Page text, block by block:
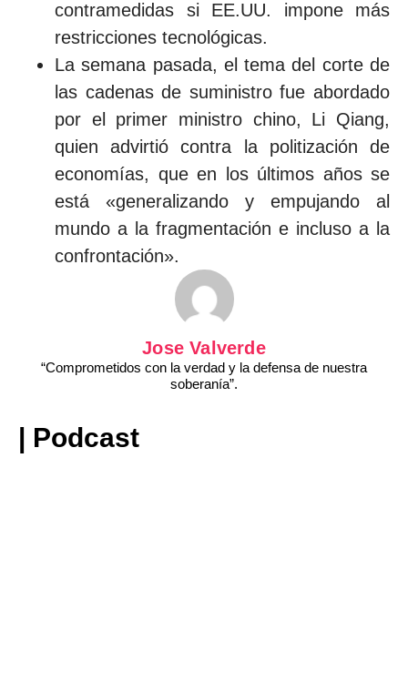
contramedidas si EE.UU. impone más
restricciones tecnológicas.
La semana pasada, el tema del corte de
las cadenas de suministro fue abordado
por el primer ministro chino, Li Qiang,
quien advirtió contra la politización de
economías, que en los últimos años se
está «generalizando y empujando al
mundo a la fragmentación e incluso a la
confrontación».
Jose Valverde
“Comprometidos con la verdad y la defensa de nuestra
soberanía”.
| Podcast